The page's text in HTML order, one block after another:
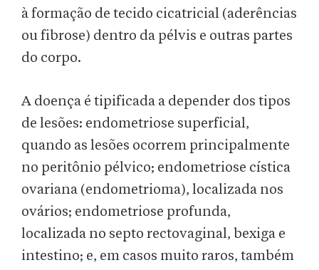
à formação de tecido cicatricial (aderências
ou fibrose) dentro da pélvis e outras partes
do corpo.
A doença é tipificada a depender dos tipos
de lesões: endometriose superficial,
quando as lesões ocorrem principalmente
no peritônio pélvico; endometriose cística
ovariana (endometrioma), localizada nos
ovários; endometriose profunda,
localizada no septo rectovaginal, bexiga e
intestino; e, em casos muito raros, também